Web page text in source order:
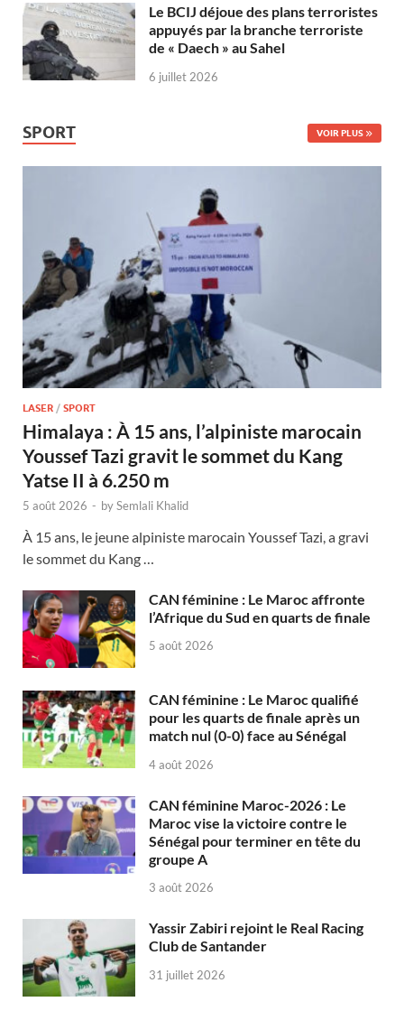
Le BCIJ déjoue des plans terroristes
appuyés par la branche terroriste
de « Daech » au Sahel
6 juillet 2026
SPORT VOIR PLUS
LASER / SPORT
Himalaya : À 15 ans, l’alpiniste marocain
Youssef Tazi gravit le sommet du Kang
Yatse II à 6.250 m
5 août 2026 - bySemlali Khalid
À 15 ans, le jeune alpiniste marocain Youssef Tazi, a gravi
le sommet du Kang …
CAN féminine : Le Maroc affronte
l’Afrique du Sud en quarts de finale
5 août 2026
CAN féminine : Le Maroc qualifié
pour les quarts de finale après un
match nul (0-0) face au Sénégal
4 août 2026
CAN féminine Maroc-2026 : Le
Maroc vise la victoire contre le
Sénégal pour terminer en tête du
groupe A
3 août 2026
Yassir Zabiri rejoint le Real Racing
Club de Santander
31 juillet 2026